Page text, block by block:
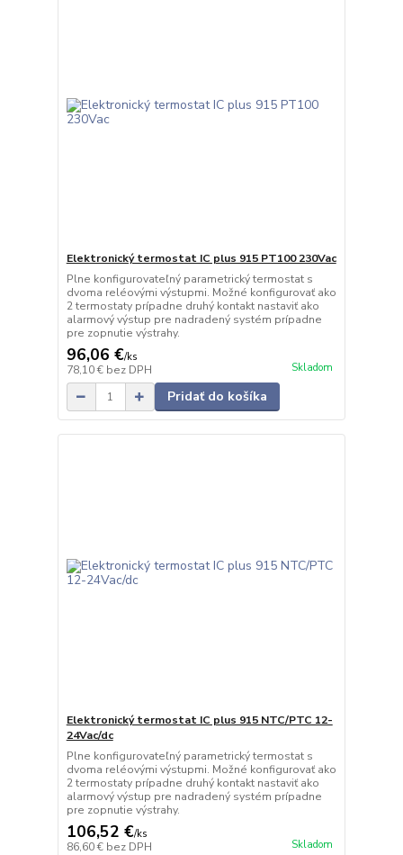
Elektronický termostat IC plus 915 PT100 230Vac
Plne konfigurovateľný parametrický termostat s
dvoma reléovými výstupmi. Možné konfigurovať ako
2 termostaty prípadne druhý kontakt nastaviť ako
alarmový výstup pre nadradený systém prípadne
pre zopnutie výstrahy.
96,06 €/ks
78,10 € bez DPH Skladom
Pridať do košíka
Elektronický termostat IC plus 915 NTC/PTC 12-
24Vac/dc
Plne konfigurovateľný parametrický termostat s
dvoma reléovými výstupmi. Možné konfigurovať ako
2 termostaty prípadne druhý kontakt nastaviť ako
alarmový výstup pre nadradený systém prípadne
pre zopnutie výstrahy.
106,52 €/ks
86,60 € bez DPH Skladom